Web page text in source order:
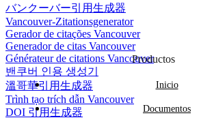
バンクーバー引用生成器
Vancouver-Zitationsgenerator
Gerador de citações Vancouver
Generador de citas Vancouver
Générateur de citations Vancouver
밴쿠버 인용 생성기
溫哥華引用生成器
Trình tạo trích dẫn Vancouver
DOI 引用生成器
Productos
Inicio
Documentos